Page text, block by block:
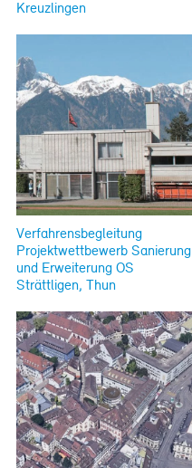
Kreuzlingen
Verfahrensbegleitung
Projektwettbewerb Sanierung
und Erweiterung OS
Strättligen, Thun